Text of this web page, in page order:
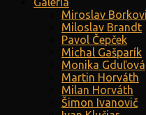
Miroslav
Miloslav Brandt
Pavol Čepček
Michal Gašparík
Monika Gduľová
Martin Horváth
Milan Horváth
Šimon Ivanovič